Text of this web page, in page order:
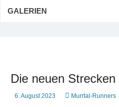
GALERIEN
Die neuen Strecken
6. August 2023 Murrtal-Runners